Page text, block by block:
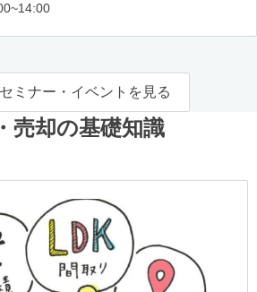
ミナー・イベントを見る
売却の基礎知識